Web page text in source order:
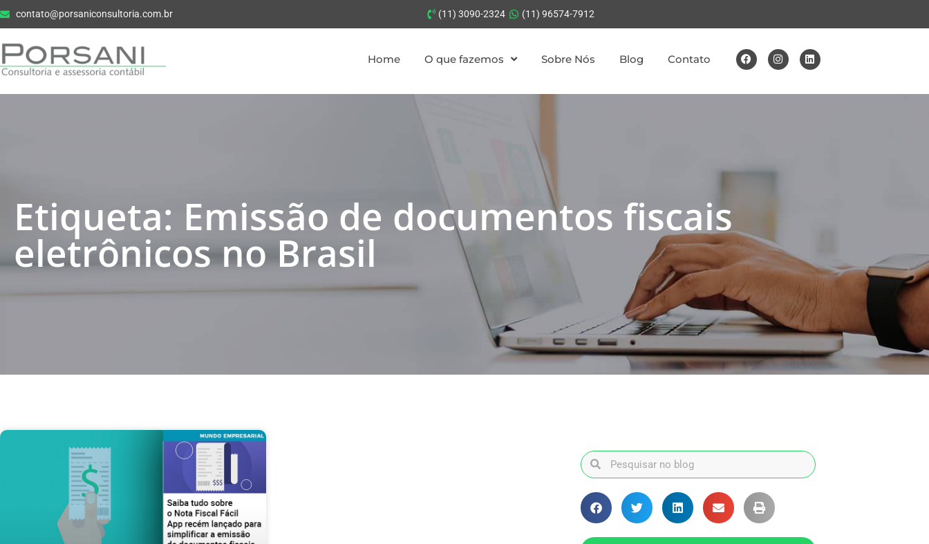
contato@porsaniconsultoria.com.br (11) 3090-2324 (11) 96574-7912
Home O que fazemos Sobre Nós Blog Contato
Etiqueta: Emissão de documentos fiscais
eletrônicos no Brasil